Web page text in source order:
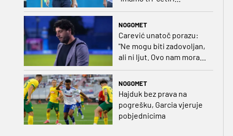
senatora koji vode naš
NOGOMET
Carević unatoč porazu:
"Ne mogu biti zadovoljan,
ali ni ljut. Ovo nam mora
NOGOMET
Hajduk bez prava na
pogrešku, Garcia vjeruje
pobjednicima